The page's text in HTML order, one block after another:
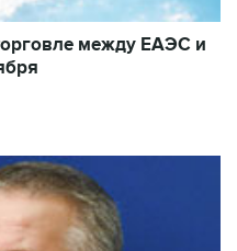
между ЕАЭС и